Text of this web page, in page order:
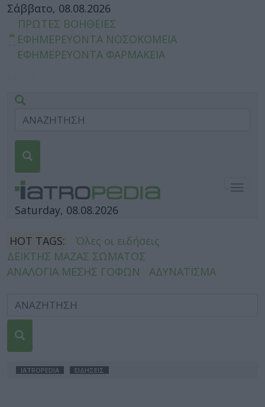
Σάββατο, 08.08.2026
ΠΡΩΤΕΣ ΒΟΗΘΕΙΕΣ
ΕΦΗΜΕΡΕΥΟΝΤΑ ΝΟΣΟΚΟΜΕΙΑ
ΕΦΗΜΕΡΕΥΟΝΤΑ ΦΑΡΜΑΚΕΙΑ
Saturday, 08.08.2026
HOT TAGS:
Όλες οι ειδήσεις
ΔΕΙΚΤΗΣ ΜΑΖΑΣ ΣΩΜΑΤΟΣ
ΑΝΑΛΟΓΙΑ ΜΕΣΗΣ ΓΟΦΩΝ
ΑΔΥΝΑΤΙΣΜΑ
IATROPEDIA ΕΙΔΗΣΕΙΣ